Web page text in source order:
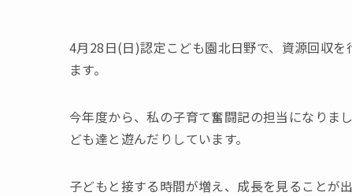
4月28日(日)認定こども園北日野で、資源回収
ます。
今年度から、私の子育て奮闘記の担当になりま
ども達と遊んだりしています。
子どもと接する時間が増え、成長を見ることが